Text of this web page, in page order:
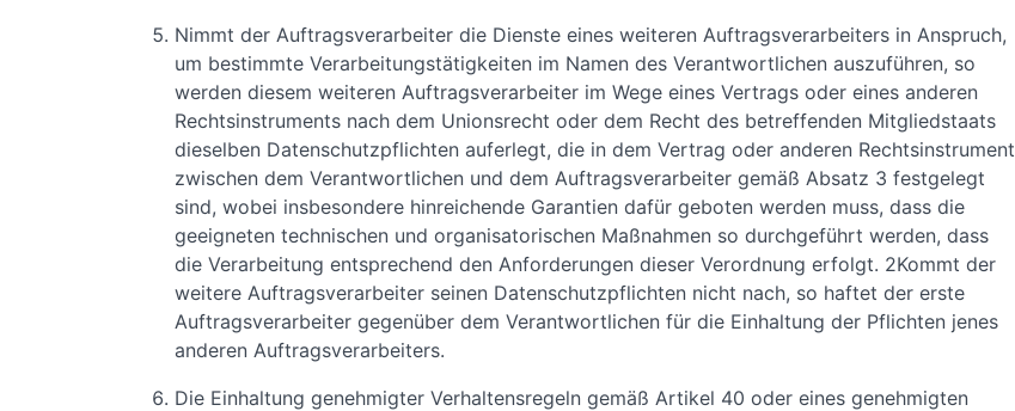
Nimmt der Auftragsverarbeiter die Dienste eines weiteren Auftragsverarbeiters in Anspruch,
um bestimmte Verarbeitungstätigkeiten im Namen des Verantwortlichen auszuführen, so
werden diesem weiteren Auftragsverarbeiter im Wege eines Vertrags oder eines anderen
Rechtsinstruments nach dem Unionsrecht oder dem Recht des betreffenden Mitgliedstaats
dieselben Datenschutzpflichten auferlegt, die in dem Vertrag oder anderen Rechtsinstrument
zwischen dem Verantwortlichen und dem Auftragsverarbeiter gemäß Absatz 3 festgelegt
sind, wobei insbesondere hinreichende Garantien dafür geboten werden muss, dass die
geeigneten technischen und organisatorischen Maßnahmen so durchgeführt werden, dass
die Verarbeitung entsprechend den Anforderungen dieser Verordnung erfolgt. 2Kommt der
weitere Auftragsverarbeiter seinen Datenschutzpflichten nicht nach, so haftet der erste
Auftragsverarbeiter gegenüber dem Verantwortlichen für die Einhaltung der Pflichten jenes
anderen Auftragsverarbeiters.
Die Einhaltung genehmigter Verhaltensregeln gemäß Artikel 40 oder eines genehmigten